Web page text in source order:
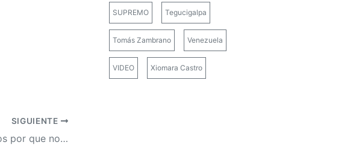
SIGUIENTE
Pacientes molestos por que no hay atenciÃ³n en los hospitales pÃºblicos del paÃ­s
SUPREMO Tegucigalpa
Tomás Zambrano Venezuela
VIDEO Xiomara Castro